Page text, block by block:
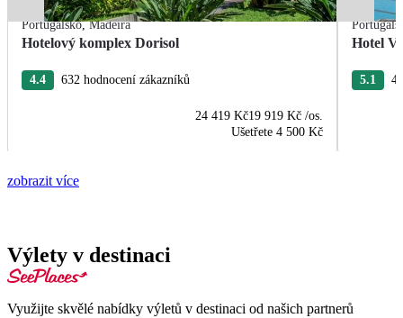
Portugalsko,Madeira
Hotelový komplex Dorisol
4.4 632 hodnocení zákazníků
24 419 Kč19 919 Kč /os.
Ušetřete 4 500 Kč
Hotel
5.1
zobrazit více
Výlety v destinaci
Využijte skvělé nabídky výletů v destinaci od našich partnerů